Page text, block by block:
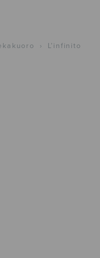
› L’infinito